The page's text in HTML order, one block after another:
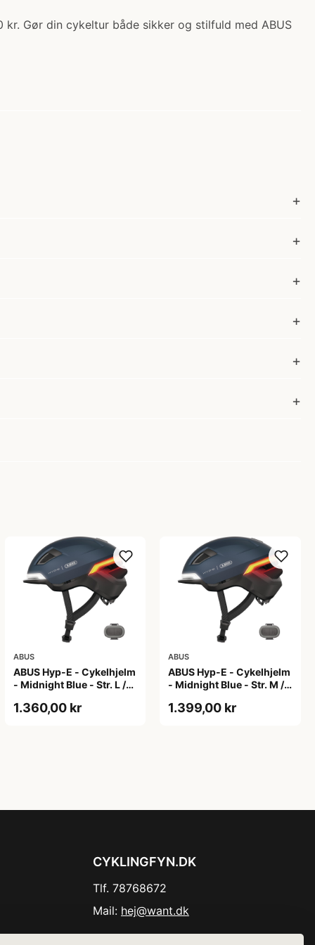
kr. Gør din cykeltur både sikker og stilfuld med ABUS
ABUS
ABUS Hyp-E - Cykelhjelm
- Midnight Blue - Str. L /
1.360,00 kr
ABUS
ABUS Hyp-E - Cykelhjelm
- Midnight Blue - Str. M /
1.399,00 kr
CYKLINGFYN.DK
Tlf. 78768672
Mail: hej@want.dk